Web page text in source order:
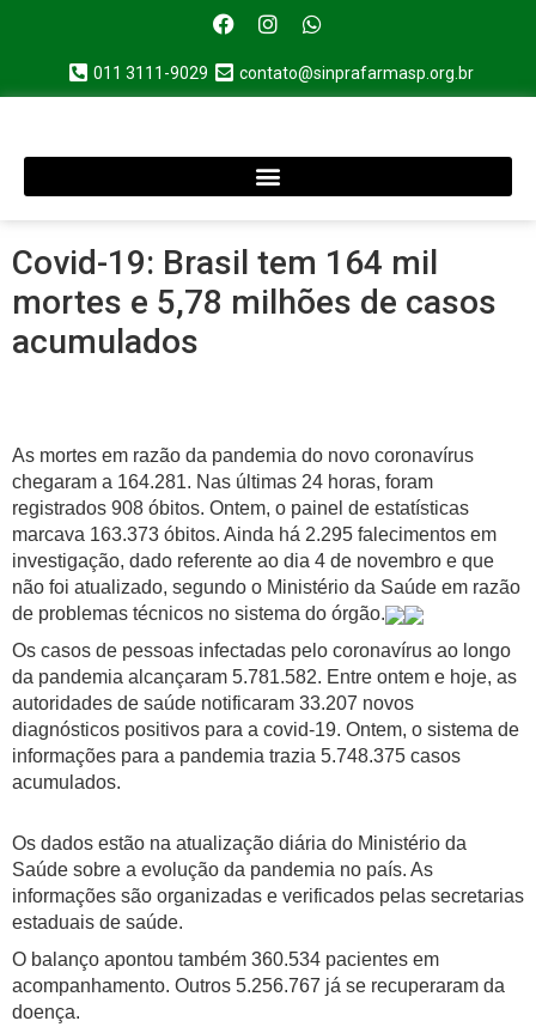
011 3111-9029 contato@sinprafarmasp.org.br
Covid-19: Brasil tem 164 mil
mortes e 5,78 milhões de casos
acumulados
As mortes em razão da pandemia do novo coronavírus
chegaram a 164.281. Nas últimas 24 horas, foram
registrados 908 óbitos. Ontem, o painel de estatísticas
marcava 163.373 óbitos. Ainda há 2.295 falecimentos em
investigação, dado referente ao dia 4 de novembro e que
não foi atualizado, segundo o Ministério da Saúde em razão
de problemas técnicos no sistema do órgão.
Os casos de pessoas infectadas pelo coronavírus ao longo
da pandemia alcançaram 5.781.582. Entre ontem e hoje, as
autoridades de saúde notificaram 33.207 novos
diagnósticos positivos para a covid-19. Ontem, o sistema de
informações para a pandemia trazia 5.748.375 casos
acumulados.
Os dados estão na atualização diária do Ministério da
Saúde sobre a evolução da pandemia no país. As
informações são organizadas e verificados pelas secretarias
estaduais de saúde.
O balanço apontou também 360.534 pacientes em
acompanhamento. Outros 5.256.767 já se recuperaram da
doença.